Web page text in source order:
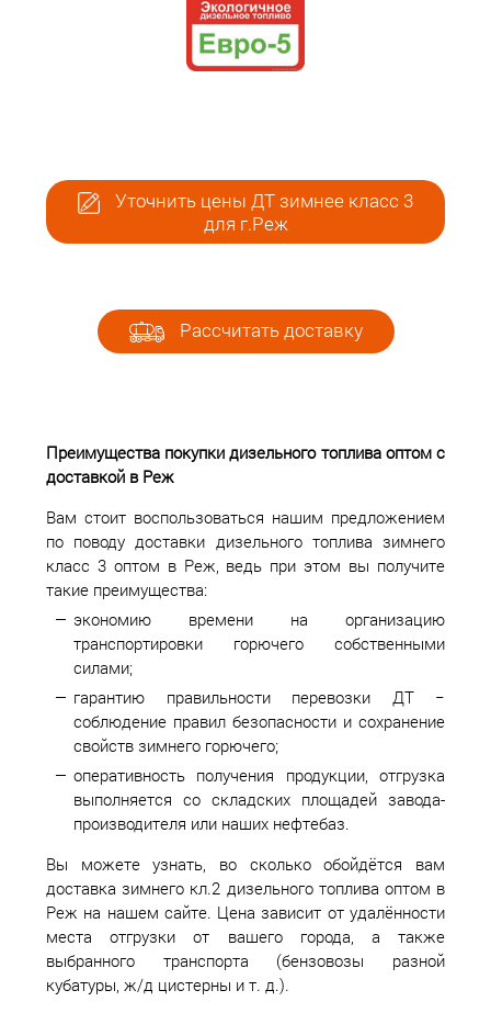
Уточнить цены ДТ зимнее класс 3
для г.Реж
Рассчитать доставку
Преимущества покупки дизельного топлива оптом с
доставкой в Реж
Вам стоит воспользоваться нашим предложением
по поводу доставки дизельного топлива зимнего
класс 3 оптом в Реж, ведь при этом вы получите
такие преимущества:
экономию времени на организацию
транспортировки горючего собственными
силами;
гарантию правильности перевозки ДТ −
соблюдение правил безопасности и сохранение
свойств зимнего горючего;
оперативность получения продукции, отгрузка
выполняется со складских площадей завода-
производителя или наших нефтебаз.
Вы можете узнать, во сколько обойдётся вам
доставка зимнего кл.2 дизельного топлива оптом в
Реж на нашем сайте. Цена зависит от удалённости
места отгрузки от вашего города, а также
выбранного транспорта (бензовозы разной
кубатуры, ж/д цистерны и т. д.).